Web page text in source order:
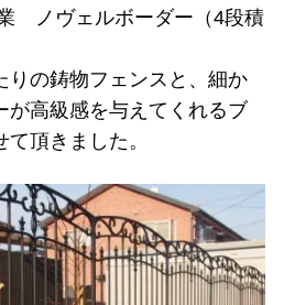
ノヴェルボーダー（4段積
りの鋳物フェンスと、細か
が高級感を与えてくれるブ
頂きました。